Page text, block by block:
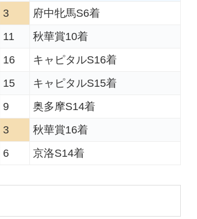
3 府中牝馬S6着
11
秋華賞10着
16
キャピタルS16着
15 キャピタルS15着
9
奥多摩S14着
3
秋華賞16着
6 京洛S14着